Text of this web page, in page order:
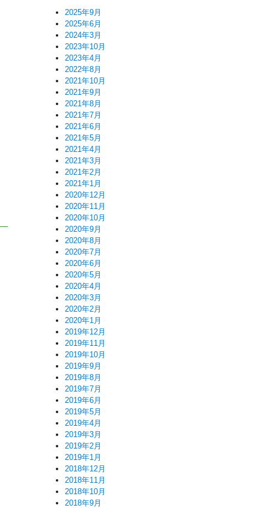
2025年9月
2025年6月
2024年3月
2023年10月
2023年4月
2022年8月
2021年10月
2021年9月
2021年8月
2021年7月
2021年6月
2021年5月
2021年4月
2021年3月
2021年2月
2021年1月
2020年12月
2020年11月
2020年10月
2020年9月
2020年8月
2020年7月
2020年6月
2020年5月
2020年4月
2020年3月
2020年2月
2020年1月
2019年12月
2019年11月
2019年10月
2019年9月
2019年8月
2019年7月
2019年6月
2019年5月
2019年4月
2019年3月
2019年2月
2019年1月
2018年12月
2018年11月
2018年10月
2018年9月